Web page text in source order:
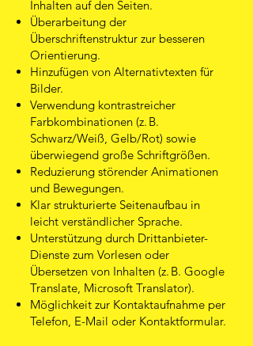
Inhalten auf den Seiten.
Überarbeitung der
Überschriftenstruktur zur besseren
Orientierung.
Hinzufügen von Alternativtexten für
Bilder.
Verwendung kontrastreicher
Farbkombinationen (z. B.
Schwarz/Weiß, Gelb/Rot) sowie
überwiegend große Schriftgrößen.
Reduzierung störender Animationen
und Bewegungen.
Klar strukturierte Seitenaufbau in
leicht verständlicher Sprache.
Unterstützung durch Drittanbieter-
Dienste zum Vorlesen oder
Übersetzen von Inhalten (z. B. Google
Translate, Microsoft Translator).
Möglichkeit zur Kontaktaufnahme per
Telefon, E-Mail oder Kontaktformular.